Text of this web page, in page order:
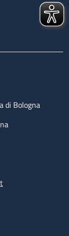
di Bologna